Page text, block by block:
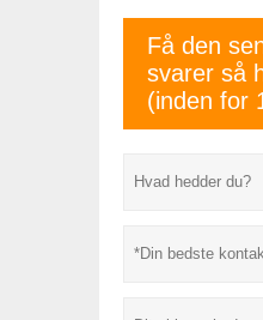
Få den
svarer så
(inden for